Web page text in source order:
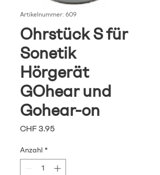
Artikelnummer: 609
Ohrstück S für
Sonetik
Hörgerät
GOhear und
Gohear-on
CHF 3.95Preis
Anzahl *